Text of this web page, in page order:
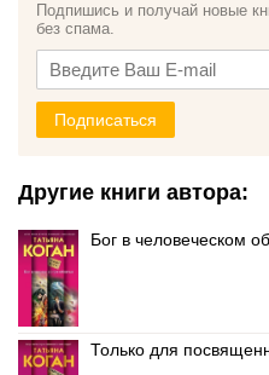
Подпишись и получай новые
без спама.
Подписаться
Другие книги автора:
Бог в человеческом
Только для